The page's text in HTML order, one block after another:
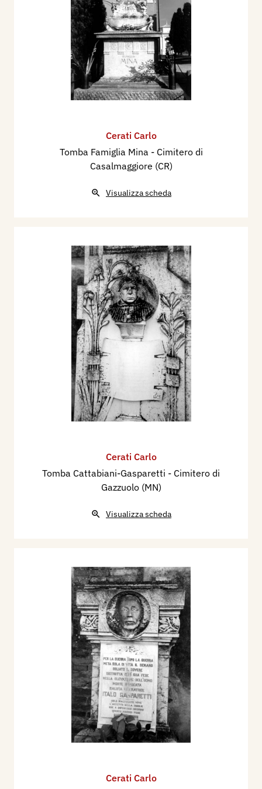
Cerati Carlo
Tomba Famiglia Mina - Cimitero di
Casalmaggiore (CR)
Visualizza scheda
Cerati Carlo
Tomba Cattabiani-Gasparetti - Cimitero di
Gazzuolo (MN)
Visualizza scheda
Cerati Carlo